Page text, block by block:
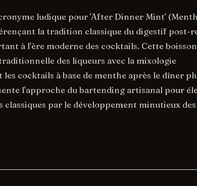
ludique pour 'After Dinner Mint'
la tradition classique du digestif post-
à l'ère moderne des cocktails. Cette boisson
des liqueurs avec la mixologie
cocktails à base de menthe après le dîner
l'approche du bartending artisanal pour
classiques par le développement minutieux des